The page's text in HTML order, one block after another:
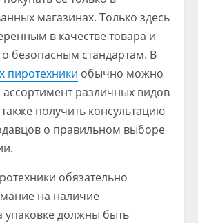
магазинах. Только здесь
в качестве товара и
безопасным стандартам. В
пиротехники обычно можно
различных видов
получить консультацию
о правильном выборе
обязательно
на наличие
упаковке должны быть